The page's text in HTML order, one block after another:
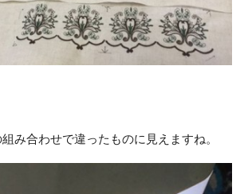
み合わせで違ったものに見えますね。